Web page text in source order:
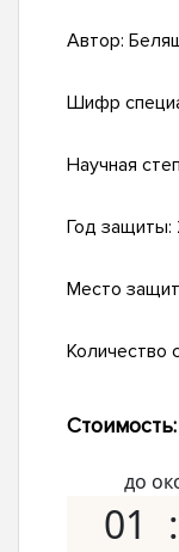
Автор:
Шифр
Научная
Год защиты:
Место
Количество
Стоимость:
до
01